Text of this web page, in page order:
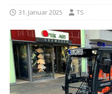
31. Januar 2025 TS